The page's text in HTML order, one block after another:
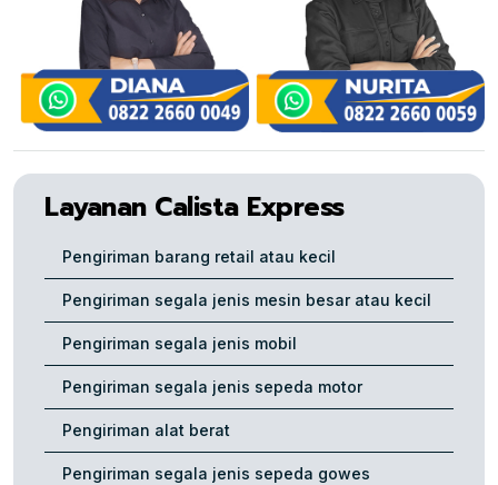
Layanan Calista Express
Pengiriman barang retail atau kecil
Pengiriman segala jenis mesin besar atau kecil
Pengiriman segala jenis mobil
Pengiriman segala jenis sepeda motor
Pengiriman alat berat
Pengiriman segala jenis sepeda gowes